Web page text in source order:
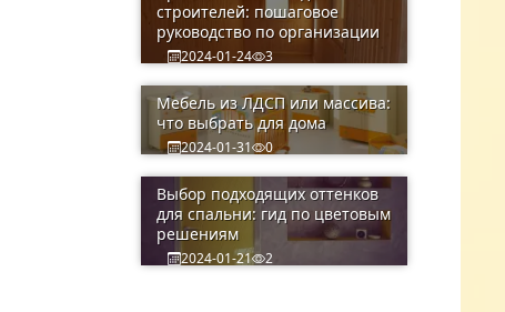
строителей: пошаговое
руководство по организации
2024-01-24 3
Мебель из ЛДСП или массива:
что выбрать для дома
2024-01-31 0
Выбор подходящих оттенков
для спальни: гид по цветовым
решениям
2024-01-21 2